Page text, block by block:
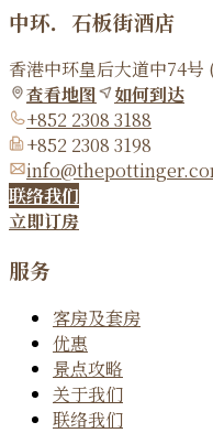
中环．石板街酒店
香港中环皇后大道中74
查看地图
如何到达
+852 2308 3188
+852 2308 3198
联络我们
立即订房
服务
客房及套房
优惠
景点攻略
关于我们
联络我们